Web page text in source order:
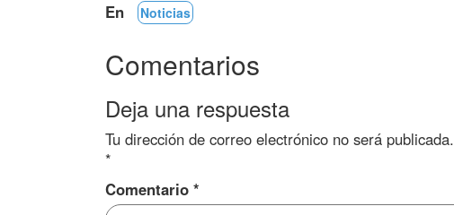
En
Noticias
Comentarios
Deja una respuesta
Tu dirección de correo electrónico no será publicada.
*
Comentario *